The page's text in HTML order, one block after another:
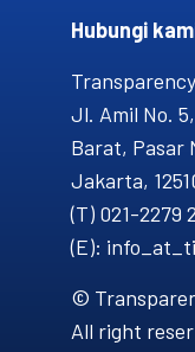
Hubungi
Jl. Amil No.
Barat, Pasar
Jakarta,
(T) 021-2279
(E):
©
All right